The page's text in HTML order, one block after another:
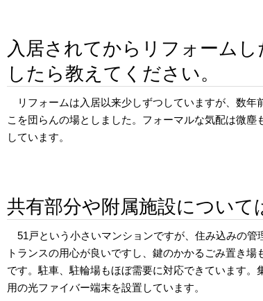
入居されてからリフォーム
したら教えてください。
リフォームは入居以来少しずつしていますが、数
こを団らんの場としました。フォーマルな気配は微
しています。
共有部分や附属施設について
51戸という小さいマンションですが、住み込みの
トランスの用心が良いですし、鍵のかかるごみ置き
です。駐車、駐輪場もほぼ需要に対応できています
用の光ファイバー端末を設置しています。